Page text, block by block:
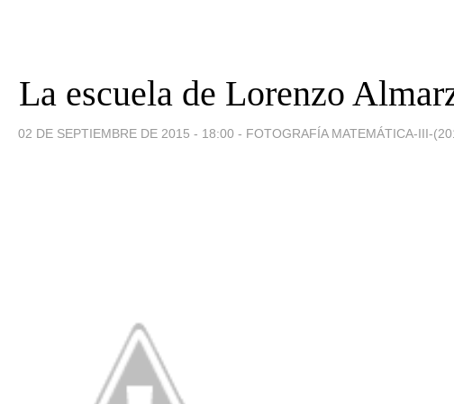
La escuela de Lorenzo
02 DE SEPTIEMBRE DE 2015 - 18:00 - FOTOGRAFÍA MATEMÁTICA-III-